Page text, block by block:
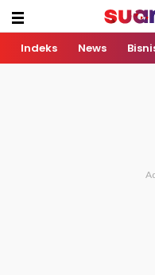
Indeks News